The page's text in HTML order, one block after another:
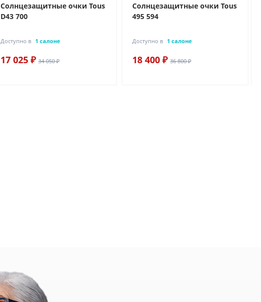
Солнцезащитные очки Tous
D43 700
Доступно в 1 салоне
17 025 ₽ 34 050 ₽
Солнцезащитные очки Tous
495 594
Доступно в 1 салоне
18 400 ₽ 36 800 ₽